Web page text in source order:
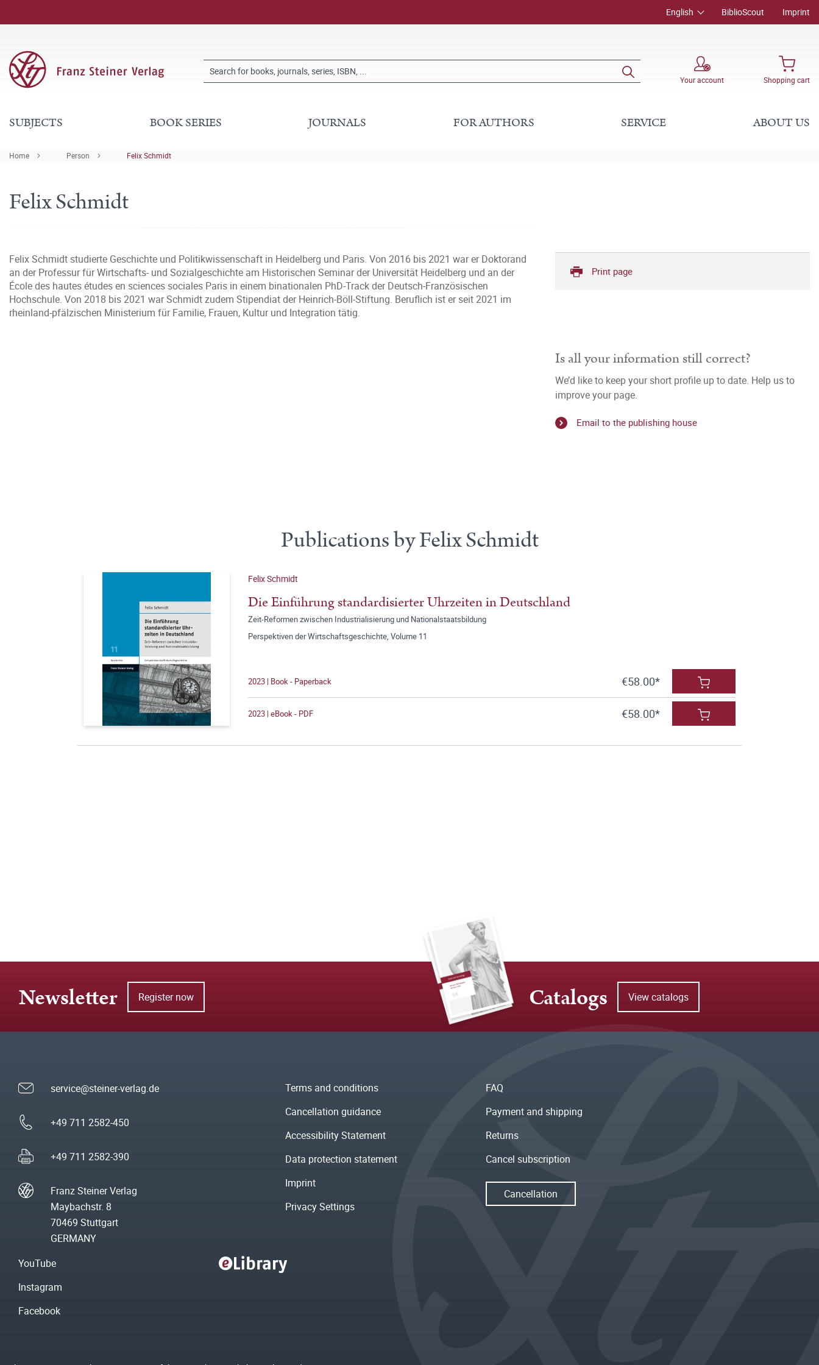
English BiblioScout Imprint
Your account Shopping cart
SUBJECTS BOOK SERIES JOURNALS FOR AUTHORS SERVICE ABOUT US
Home Person Felix Schmidt
Felix Schmidt
Felix Schmidt studierte Geschichte und Politikwissenschaft in Heidelberg und Paris. Von 2016 bis 2021 war er Doktorand
an der Professur für Wirtschafts- und Sozialgeschichte am Historischen Seminar der Universität Heidelberg und an der
École des hautes études en sciences sociales Paris in einem binationalen PhD-Track der Deutsch-Französischen
Hochschule. Von 2018 bis 2021 war Schmidt zudem Stipendiat der Heinrich-Böll-Stiftung. Beruflich ist er seit 2021 im
rheinland-pfälzischen Ministerium für Familie, Frauen, Kultur und Integration tätig.
Print page
Is all your information still correct?
We’d like to keep your short profile up to date. Help us to
improve your page.
Email to the publishing house
Publications by Felix Schmidt
Felix Schmidt
Die Einführung standardisierter Uhrzeiten in Deutschland
Zeit-Reformen zwischen Industrialisierung und Nationalstaatsbildung
Perspektiven der Wirtschaftsgeschichte, Volume 11
2023 | Book - Paperback €58.00*
2023 | eBook - PDF €58.00*
Newsletter Register now Catalogs View catalogs
service@steiner-verlag.de
+49 711 2582-450
+49 711 2582-390
Franz Steiner Verlag
Maybachstr. 8
70469 Stuttgart
GERMANY
Terms and conditions
Cancellation guidance
Accessibility Statement
Data protection statement
Imprint
Privacy Settings
FAQ
Payment and shipping
Returns
Cancel subscription
Cancellation
YouTube
Instagram
Facebook